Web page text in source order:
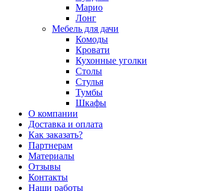
Марио
Лонг
Мебель для дачи
Комоды
Кровати
Кухонные уголки
Столы
Стулья
Тумбы
Шкафы
О компании
Доставка и оплата
Как заказать?
Партнерам
Материалы
Отзывы
Контакты
Наши работы